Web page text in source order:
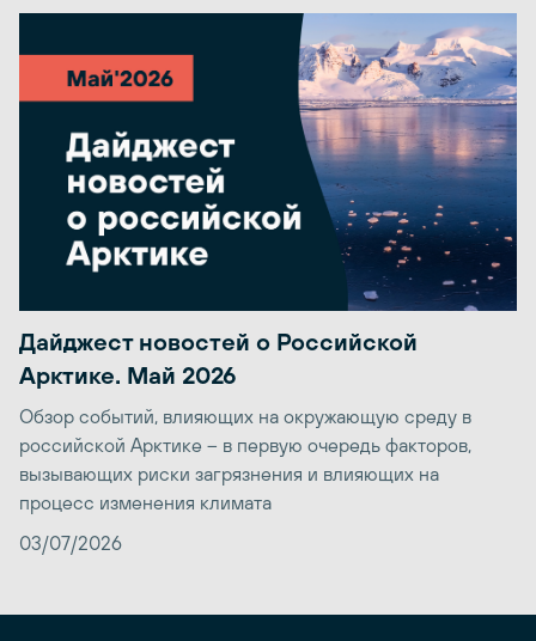
Дайджест новостей о Российской
Арктике. Май 2026
Обзор событий, влияющих на окружающую среду в
российской Арктике – в первую очередь факторов,
вызывающих риски загрязнения и влияющих на
процесс изменения климата
03/07/2026